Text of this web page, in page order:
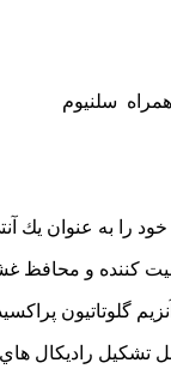
را به عنوان يك
كننده و محافظ
گلوتاتيون
تشكيل راديكال